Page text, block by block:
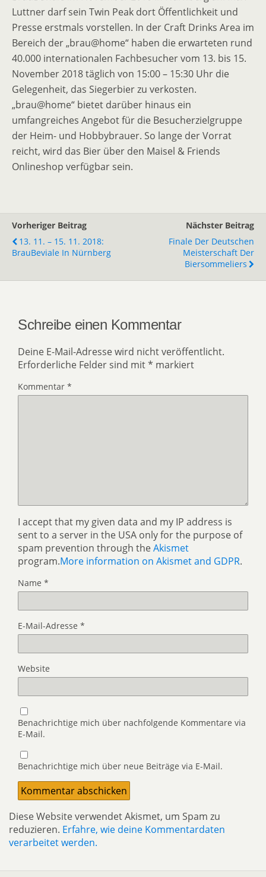
Luttner darf sein Twin Peak dort Öffentlichkeit und
Presse erstmals vorstellen. In der Craft Drinks Area im
Bereich der „brau@home“ haben die erwarteten rund
40.000 internationalen Fachbesucher vom 13. bis 15.
November 2018 täglich von 15:00 – 15:30 Uhr die
Gelegenheit, das Siegerbier zu verkosten.
„brau@home“ bietet darüber hinaus ein
umfangreiches Angebot für die Besucherzielgruppe
der Heim- und Hobbybrauer. So lange der Vorrat
reicht, wird das Bier über den Maisel & Friends
Onlineshop verfügbar sein.
Vorheriger Beitrag
13. 11. – 15. 11. 2018:
BrauBeviale In Nürnberg
Nächster Beitrag
Finale Der Deutschen
Meisterschaft Der
Biersommeliers
Schreibe einen Kommentar
Deine E-Mail-Adresse wird nicht veröffentlicht.
Erforderliche Felder sind mit* markiert
Kommentar *
I accept that my given data and my IP address is
sent to a server in the USA only for the purpose of
spam prevention through theAkismet
program.More information on Akismet and GDPR.
Name *
E-Mail-Adresse *
Website
Benachrichtige mich über nachfolgende Kommentare via
E-Mail.
Benachrichtige mich über neue Beiträge via E-Mail.
Diese Website verwendet Akismet, um Spam zu
reduzieren. Erfahre, wie deine Kommentardaten
verarbeitet werden.